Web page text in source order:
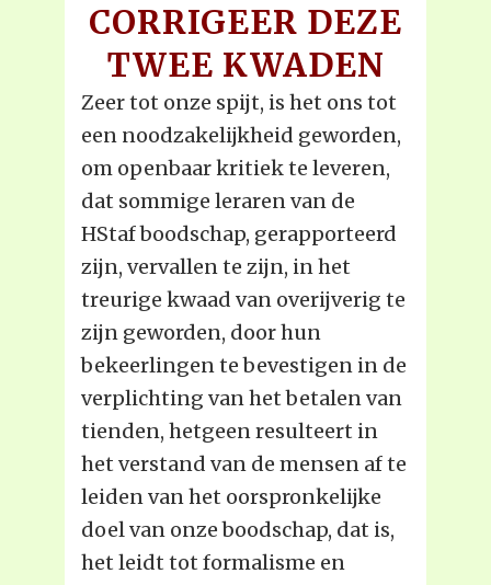
CORRIGEER DEZE
TWEE KWADEN
Zeer tot onze spijt, is het ons tot
een noodzakelijkheid geworden,
om openbaar kritiek te leveren,
dat sommige leraren van de
HStaf boodschap, gerapporteerd
zijn, vervallen te zijn, in het
treurige kwaad van overijverig te
zijn geworden, door hun
bekeerlingen te bevestigen in de
verplichting van het betalen van
tienden, hetgeen resulteert in
het verstand van de mensen af te
leiden van het oorspronkelijke
doel van onze boodschap, dat is,
het leidt tot formalisme en